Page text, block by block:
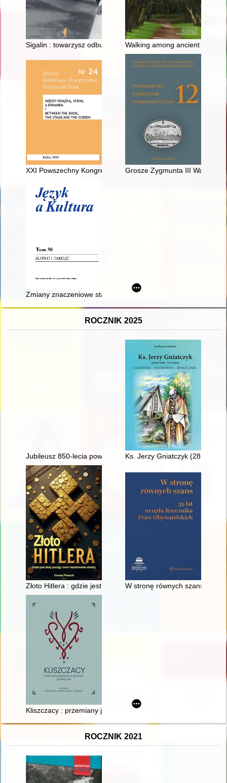
Sigalin : towarzysz odbudowy Walking among ancient trees
XXI Powszechny Kongres Historyków Polskich w
Grosze Zygmunta III Wazy z
Zmiany znaczeniowe staropolskich czasowników myślenia
ROCZNIK 2025
Jubileusz 850-lecia powstania wsi Chomiąża 1175-2025
Ks. Jerzy Gniatczyk (28 III
Złoto Hitlera : gdzie jest złoty pociąg i inne nazistowskie skarby
W stronę równych szans : 35
Kliszczacy : przemiany językowo-kulturowe polskiej wsi
ROCZNIK 2021